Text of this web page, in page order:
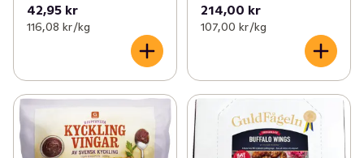
42,95 kr
116,08 kr /kg
214,00 kr
107,00 kr /kg